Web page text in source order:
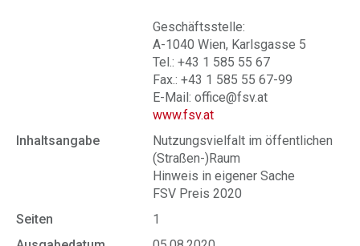
Geschäftsstelle:
A-1040 Wien, Karlsgasse 5
Tel.: +43 1 585 55 67
Fax.: +43 1 585 55 67-99
E-Mail: office@fsv.at
www.fsv.at
Inhaltsangabe
Nutzungsvielfalt im öffentlichen
(Straßen-)Raum
Hinweis in eigener Sache
FSV Preis 2020
Seiten
1